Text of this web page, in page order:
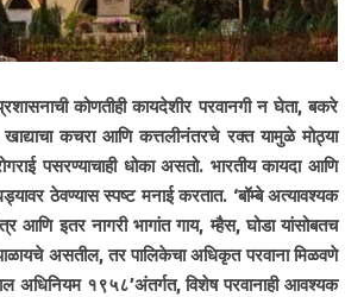
कोणतीही कायदेशीर परवानगी न घेता, बकरे
खाद्याचा कचरा आणि कत्तलीनंतरचे रक्त यामुळे मोठ्या
पसरण्याचाही धोका असतो. भारतीय कायदा आणि
ठेवण्यास स्पष्ट मनाई करतात. ‘बॉम्बे अत्यावश्यक
आणि इतर नागरी भागांत गाय, म्हैस, घोडा यांसोबतच
असतील, तर पालिकेचा अधिकृत परवाना मिळवणे
अधिनियम १९५८’अंतर्गत, विशेष परवानाही आवश्यक